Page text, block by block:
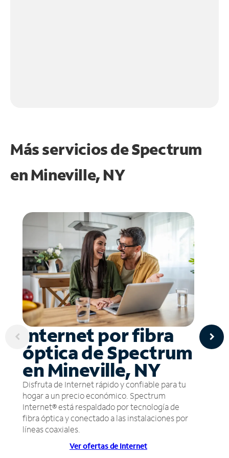
Más servicios de Spectrum
enMineville, NY
Internet por fibra
óptica de Spectrum
en Mineville, NY
Disfruta de Internet rápido y confiable para tu
hogar a un precio económico. Spectrum
Internet® está respaldado por tecnología de
fibra óptica y conectado a las instalaciones por
líneas coaxiales.
Ver ofertas de Internet